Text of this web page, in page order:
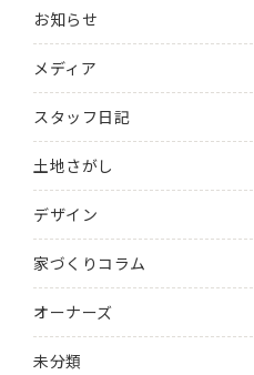
お知らせ
メディア
スタッフ日記
土地さがし
デザイン
家づくりコラム
オーナーズ
未分類